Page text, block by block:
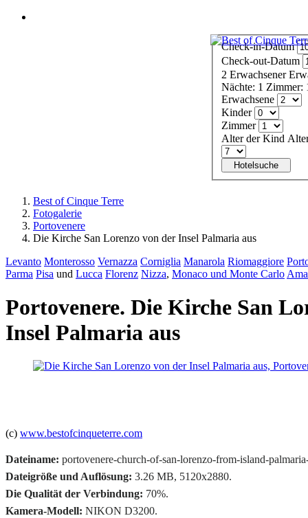
Check-in-Datum
Check-out-Datum
2 Erwachsener
Nächte: 1 Zimmer:
Erwachsene
Kinder
Zimmer
Alter der Kind
Hotelsuche
Best of Cinque Terre
Fotogalerie
Portovenere
Die Kirche San Lorenzo von der Insel Palmaria aus
Levanto Monterosso Vernazza Corniglia Manarola Riomaggiore
Parma Pisa und Lucca Florenz Nizza, Monaco und Monte Carlo
Portovenere. Die Kirche San
Insel Palmaria aus
(c) www.bestofcinqueterre.com
Dateiname: portovenere-church-of-san-lorenzo-from-island-
Dateigröße und Auflösung: 3.26 MB, 5120x2880.
Die Qualität der Verbindung: 70%.
Kamera-Modell: NIKON D3200.